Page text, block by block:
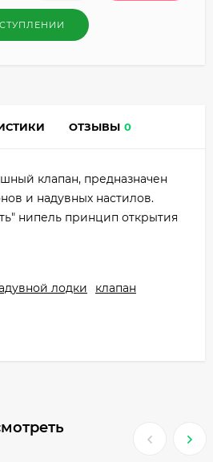
ОТЗЫВЫ 0
клапан, предназначен
и надувных настилов.
нипель принцип открытия
лодки
клапан